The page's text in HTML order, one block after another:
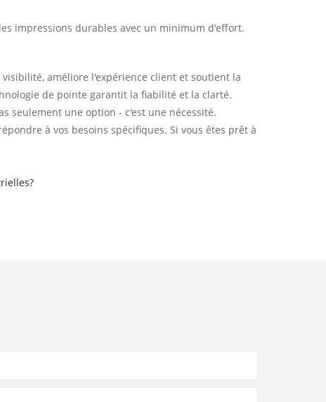
impressions durables avec un minimum d'effort.
améliore l'expérience client et soutient la
de pointe garantit la fiabilité et la clarté.
seulement une option - c'est une nécessité.
à vos besoins spécifiques. Si vous êtes prêt à